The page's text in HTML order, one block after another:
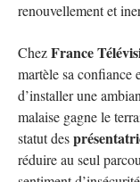
renouvellement et
ChezFrance
martèle sa confiance
d’installer une
malaise gagne le
statut des
réduire au seul